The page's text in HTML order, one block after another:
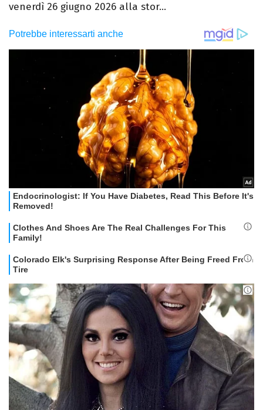
venerdì 26 giugno 2026 alla stor...